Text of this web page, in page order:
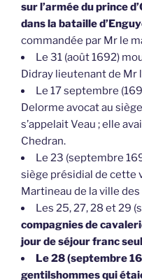
sur l’armée du prince
dans la bataille
commandée par Mr le
Le 31 (août 1692)
Didray lieutenant de Mr
Le 17 septembre
Delorme avocat au
s’appelait Veau ; elle
Chedran.
Le 23 (septembre
siège présidial de cette
Martineau de la ville des
Les 25, 27, 28 et 29
compagnies de
jour de séjour franc
Le 28 (septembre
gentilshommes qui